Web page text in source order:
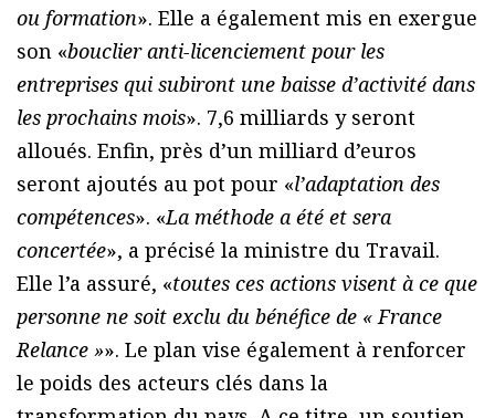
ou formation». Elle a également mis en exergue
son «bouclier anti-licenciement pour les
entreprises qui subiront une baisse d’activité dans
les prochains mois». 7,6 milliards y seront
alloués. Enfin, près d’un milliard d’euros
seront ajoutés au pot pour «l’adaptation des
compétences». «La méthode a été et sera
concertée», a précisé la ministre du Travail.
Elle l’a assuré, «toutes ces actions visent à ce que
personne ne soit exclu du bénéfice de « France
Relance »». Le plan vise également à renforcer
le poids des acteurs clés dans la